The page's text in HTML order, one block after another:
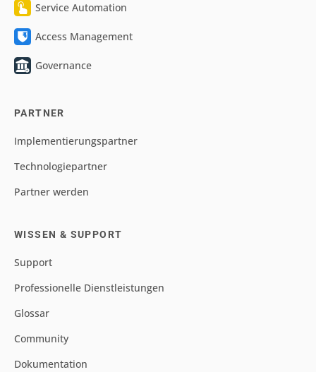
Service Automation
Access Management
Governance
PARTNER
Implementierungspartner
Technologiepartner
Partner werden
WISSEN & SUPPORT
Support
Professionelle Dienstleistungen
Glossar
Community
Dokumentation